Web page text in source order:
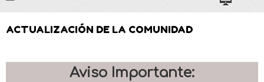
ACTUALIZACIÓN DE LA COMUNIDAD
Aviso Importante: